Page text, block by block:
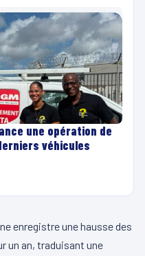
une opération de
véhicules
enregistre une hausse des
un an, traduisant une